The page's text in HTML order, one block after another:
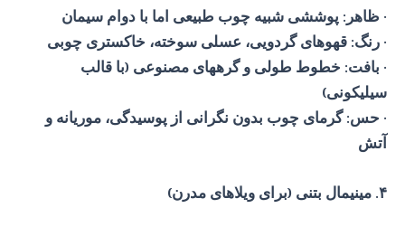
· ظاهر: پوششی شبیه چوب طبیعی اما با دوام سیمان
· رنگ: قهوهای گردویی، عسلی سوخته، خاکستری چوبی
· بافت: خطوط طولی و گرههای مصنوعی (با قالب
سیلیکونی)
· حس: گرمای چوب بدون نگرانی از پوسیدگی، موریانه و
آتش
۴. مینیمال بتنی (برای ویلاهای مدرن)